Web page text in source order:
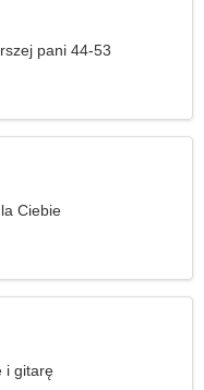
pani 44-53
Ciebie
i gitarę